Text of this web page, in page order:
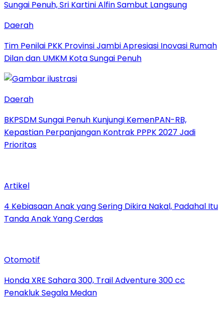
Daerah
Tim Penilai PKK Provinsi Jambi Apresiasi Inovasi Rumah
Dilan dan UMKM Kota Sungai Penuh
Daerah
BKPSDM Sungai Penuh Kunjungi KemenPAN-RB,
Kepastian Perpanjangan Kontrak PPPK 2027 Jadi
Prioritas
Artikel
4 Kebiasaan Anak yang Sering Dikira Nakal, Padahal Itu
Tanda Anak Yang Cerdas
Otomotif
Honda XRE Sahara 300, Trail Adventure 300 cc
Penakluk Segala Medan